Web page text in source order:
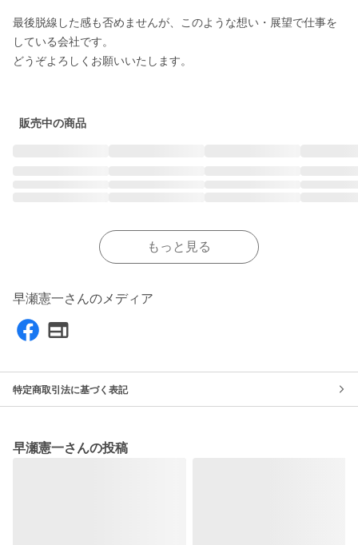
最後脱線した感も否めませんが、このような想い・展望で仕事を
している会社です。
どうぞよろしくお願いいたします。
販売中の商品
もっと見る
早瀬憲一さんのメディア
特定商取引法に基づく表記
早瀬憲一さんの投稿